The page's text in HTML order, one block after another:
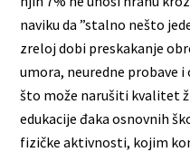
naviku da ”stalno nešto
zreloj dobi preskakanje
umora, neuredne probave
što može narušiti kvalitet
edukacije đaka osnovnih
fizičke aktivnosti, kojim